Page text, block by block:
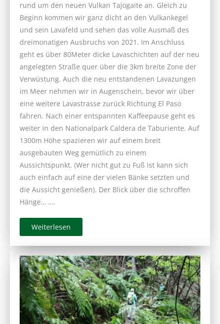
rund um den neuen Vulkan Tajogaite an. Gleich zu
Beginn kommen wir ganz dicht an den Vulkankegel
und sein Lavafeld und sehen das volle Ausmaß des
dreimonatigen Ausbruchs von 2021. Im Anschluss
geht es über 80Meter dicke Lavaschichten auf der neu
angelegten Straße quer über die 3km breite Zone der
Verwüstung. Auch die neu entstandenen Lavazungen
im Meer nehmen wir in Augenschein, bevor wir über
eine weitere Lavastrasse zurück Richtung El Paso
fahren. Nach einer entspannten Kaffeepause geht es
weiter in den Nationalpark Caldera de Taburiente. Auf
1300m Höhe spazieren wir auf einem breit
ausgebauten Weg gemütlich zu einem
Aussichtspunkt. (Wer nicht gut zu Fuß ist kann sich
auch einfach auf eine der vielen Bänke setzten und
die Aussicht genießen). Der Blick über die schroffen
Hänge… ….
Weiterlesen